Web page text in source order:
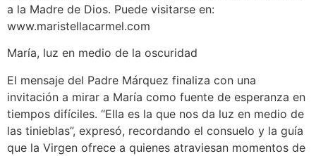
a la Madre de Dios. Puede visitarse en:
www.maristellacarmel.com
María, luz en medio de la oscuridad
El mensaje del Padre Márquez finaliza con una
invitación a mirar a María como fuente de esperanza en
tiempos difíciles. “Ella es la que nos da luz en medio de
las tinieblas”, expresó, recordando el consuelo y la guía
que la Virgen ofrece a quienes atraviesan momentos de